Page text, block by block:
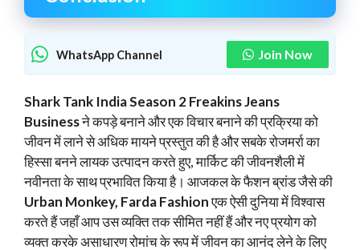
WhatsApp Channel Join Now
Shark Tank India Season 2 Freakins Jeans
Businessने कपड़े बनाने और एक विचार बनाने की प्रक्रिया को
जीवन में लाने से अधिक मायने प्रस्तुत की है और सबके रोजमर्रा का
हिस्सा बनने लायक उत्पादन करते हुए, मार्किट की जीवनशैली में
नवीनता के साथ प्रभावित किया है। आजकल के फैशन ब्रांड जैसे की
Urban Monkey, Farda Fashionएक ऐसी दुनिया में विश्वास
करते हैं जहाँ आप उस व्यक्ति तक सीमित नहीं हैं और नए प्रयोग को
व्यक्त करके असाधारण रोमांच के रूप में जीवन का आनंद लेने के लिए